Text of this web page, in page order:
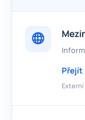
Přejít